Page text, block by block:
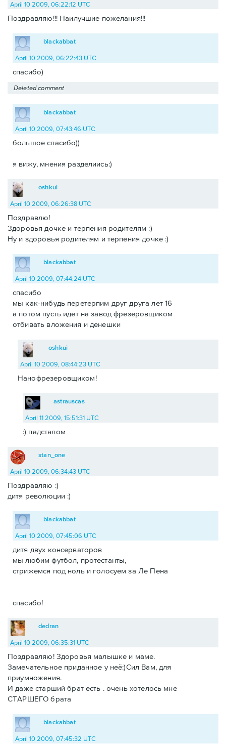
April 10 2009, 06:22:12 UTC
Поздравляю!!! Наилучшие пожелания!!!
blackabbat
April 10 2009, 06:22:43 UTC
спасибо)
Deleted comment
blackabbat
April 10 2009, 07:43:46 UTC
большое спасибо))
я вижу, мнения разделиись:)
oshkui
April 10 2009, 06:26:38 UTC
Поздравлю!
Здоровья дочке и терпения родителям :)
Ну и здоровья родителям и терпения дочке :)
blackabbat
April 10 2009, 07:44:24 UTC
спасибо
мы как-нибудь перетерпим друг друга лет 16
а потом пусть идет на завод фрезеровщиком
отбивать вложения и денешки
oshkui
April 10 2009, 08:44:23 UTC
Нанофрезеровщиком!
astrauscas
April 11 2009, 15:51:31 UTC
:) падсталом
stan_one
April 10 2009, 06:34:43 UTC
Поздравляю :)
дитя революции :)
blackabbat
April 10 2009, 07:45:06 UTC
дитя двух консерваторов
мы любим футбол, протестанты,
стрижемся под ноль и голосуем за Ле Пена
спасибо!
dedran
April 10 2009, 06:35:31 UTC
Поздравляю! Здоровья малышке и маме.
Замечательное приданное у неё:)Сил Вам, для
приумножения.
И даже старший брат есть . очень хотелось мне
СТАРШЕГО брата
blackabbat
April 10 2009, 07:45:32 UTC